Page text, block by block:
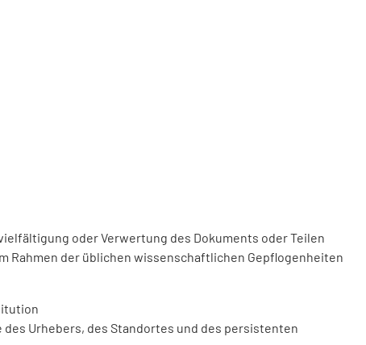
oder Verwertung des Dokuments oder Teilen
Rahmen der üblichen wissenschaftlichen Gepflogenheiten
des Urhebers, des Standortes und des persistenten